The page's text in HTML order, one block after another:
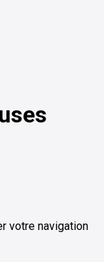
votre navigation